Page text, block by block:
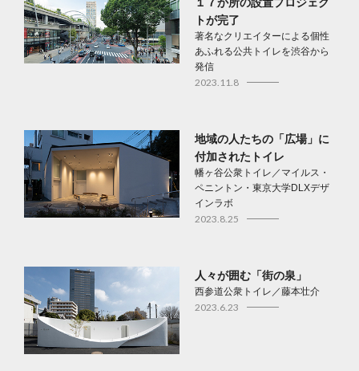
トが完了
著名なクリエイターによる個性
あふれる公共トイレを渋谷から
発信
2023.11.8
地域の人たちの「広場」に
付加されたトイレ
幡ヶ谷公衆トイレ／マイルス・
ペニントン・東京大学DLXデザ
インラボ
2023.8.25
人々が囲む「街の泉」
西参道公衆トイレ／藤本壮介
2023.6.23